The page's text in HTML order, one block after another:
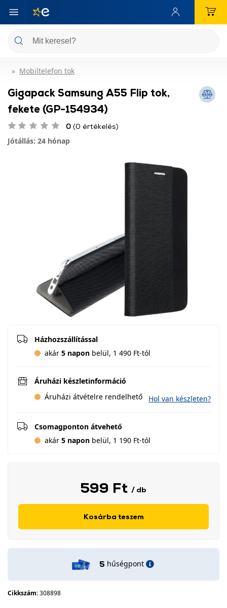
Mobiltelefon tok
Gigapack Samsung A55 Flip tok,
fekete (GP-154934)
0 (0 értékelés)
Jótállás: 24 hónap
Házhozszállítással
akár 5 napon belül, 1 490 Ft-tól
Áruházi készletinformáció
Áruházi átvételre rendelhető
Hol van készleten?
Csomagponton átvehető
akár 5 napon belül, 1 190 Ft-tól
599 Ft / db
Kosárba teszem
5 hűségpont
Cikkszám:308898